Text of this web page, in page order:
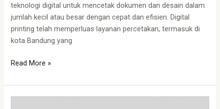
teknologi digital untuk mencetak dokumen dan desain dalam
jumlah kecil atau besar dengan cepat dan efisien. Digital
printing telah memperluas layanan percetakan, termasuk di
kota Bandung yang
Read More »